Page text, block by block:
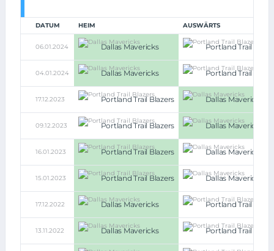
DATUM HEIM AUSWÄRTS
06.01.2024 Dallas Mavericks Portland Trail
04.01.2024 Dallas Mavericks Portland Trail
17.12.2023 Portland Trail Blazers Dallas Mavericks
09.12.2023 Portland Trail Blazers Dallas Mavericks
16.01.2023 Portland Trail Blazers Dallas Mavericks
15.01.2023 Portland Trail Blazers Dallas Mavericks
17.12.2022 Dallas Mavericks Portland Trail
13.11.2022 Dallas Mavericks Portland Trail